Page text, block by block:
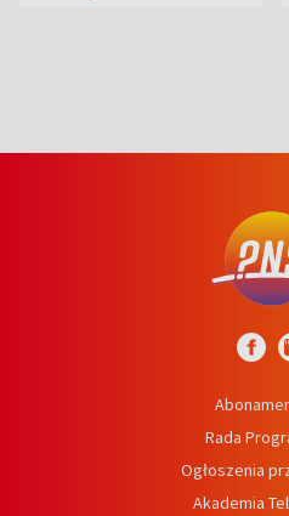
Rada
Ogłoszenia
Akademia